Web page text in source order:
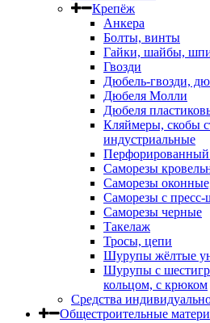
Крепёж
Анкера
Болты, винты
Гайки, шайбы,
Гвозди
Дюбель-гвозди,
Дюбеля Молли
Дюбеля
Кляймеры, скобы
индустриальные
Саморезы
Саморезы
Саморезы с
Саморезы черные
Такелаж
Тросы, цепи
Шурупы жёлтые
Шурупы с
кольцом, с крюком
Средства
Общестроительные